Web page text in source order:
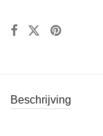
Beschrijving